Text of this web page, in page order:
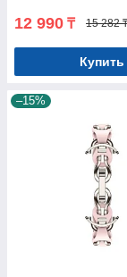
12 990 ₸ 15 282
Купить
–15%